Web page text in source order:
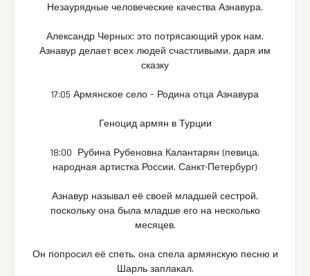
Незаурядные человеческие качества Азнавура.
Александр Черных: это потрясающий урок нам.
Азнавур делает всех людей счастливыми, даря им
сказку
17:05 Армянское село – Родина отца Азнавура
Геноцид армян в Турции
18:00 Рубина Рубеновна Калантарян (певица,
народная артистка России, Санкт-Петербург)
Азнавур называл её своей младшей сестрой,
поскольку она была младше его на несколько
месяцев.
Он попросил её спеть, она спела армянскую песню и
Шарль заплакал.